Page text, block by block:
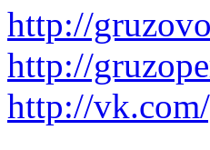
http://
http://
http://